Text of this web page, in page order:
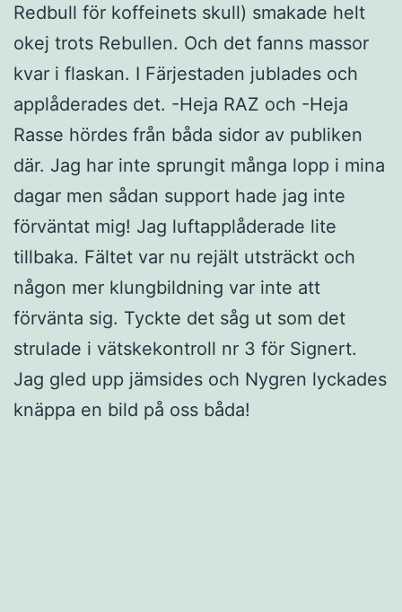
Redbull för koffeinets skull) smakade helt
okej trots Rebullen. Och det fanns massor
kvar i flaskan. I Färjestaden jublades och
applåderades det. -Heja RAZ och -Heja
Rasse hördes från båda sidor av publiken
där. Jag har inte sprungit många lopp i mina
dagar men sådan support hade jag inte
förväntat mig! Jag luftapplåderade lite
tillbaka. Fältet var nu rejält utsträckt och
någon mer klungbildning var inte att
förvänta sig. Tyckte det såg ut som det
strulade i vätskekontroll nr 3 för Signert.
Jag gled upp jämsides och Nygren lyckades
knäppa en bild på oss båda!